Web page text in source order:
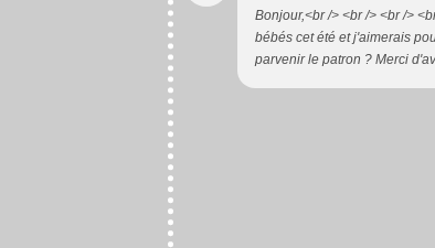
Bonjour,<br /> <br /> <br />
bébés cet été et j'aimerais
parvenir le patron ? Merci